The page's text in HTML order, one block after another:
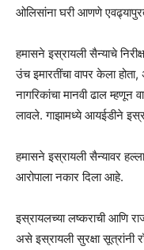
ओलिसांना घरी आणणे
हमासने इस्रायली सैन्याचे
उंच इमारतींचा वापर केला
नागरिकांचा मानवी ढाल
लावले. गाझामध्ये आयईडीने
हमासने इस्रायली सैन्यावर हल्ला
आरोपाला नकार दिला आहे.
इस्रायलच्या लष्कराची आणि
असे इस्रायली सुरक्षा सूत्रांनी